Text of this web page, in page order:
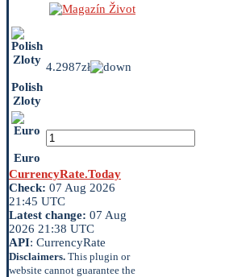
Polish
Zloty
4.2987zł
Euro
CurrencyRate.Today
Check: 07 Aug 2026
21:45 UTC
Latest change: 07 Aug
2026 21:38 UTC
API: CurrencyRate
Disclaimers. This plugin or
website cannot guarantee the